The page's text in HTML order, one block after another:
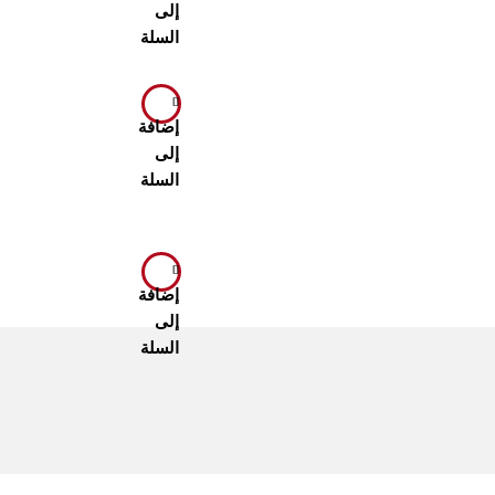
إلى
السلة
إضافة
إلى
السلة
إضافة
إلى
السلة